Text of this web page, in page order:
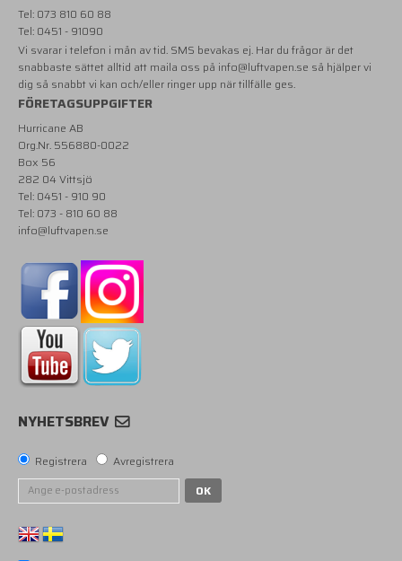
Tel: 073 810 60 88
Tel: 0451 - 91090
Vi svarar i telefon i mån av tid. SMS bevakas ej. Har du frågor är det
snabbaste sättet alltid att maila oss på info@luftvapen.se så hjälper vi
dig så snabbt vi kan och/eller ringer upp när tillfälle ges.
FÖRETAGSUPPGIFTER
Hurricane AB
Org.Nr. 556880-0022
Box 56
282 04 Vittsjö
Tel: 0451 - 910 90
Tel: 073 - 810 60 88
info@luftvapen.se
NYHETSBREV
Registrera
Avregistrera
OK